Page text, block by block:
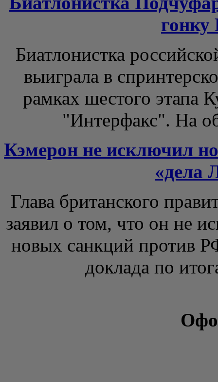
гонку
Биатлонистка
выиграла в
рамках шестого этапа
"Интерфакс". На
Кэмерон не исключил
«дела
Глава британского
заявил о том, что он не
новых санкций против
доклада по